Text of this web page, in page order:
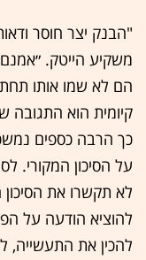
"הבנק יצר חוסר
משקיע הייטק.
הם לא שמו אותו תחת
קיומית הוא
כך הרבה כספים
על הסיכון המקורי.
לא תקשרו את
להוציא הודעה על
להכין את התעשייה,